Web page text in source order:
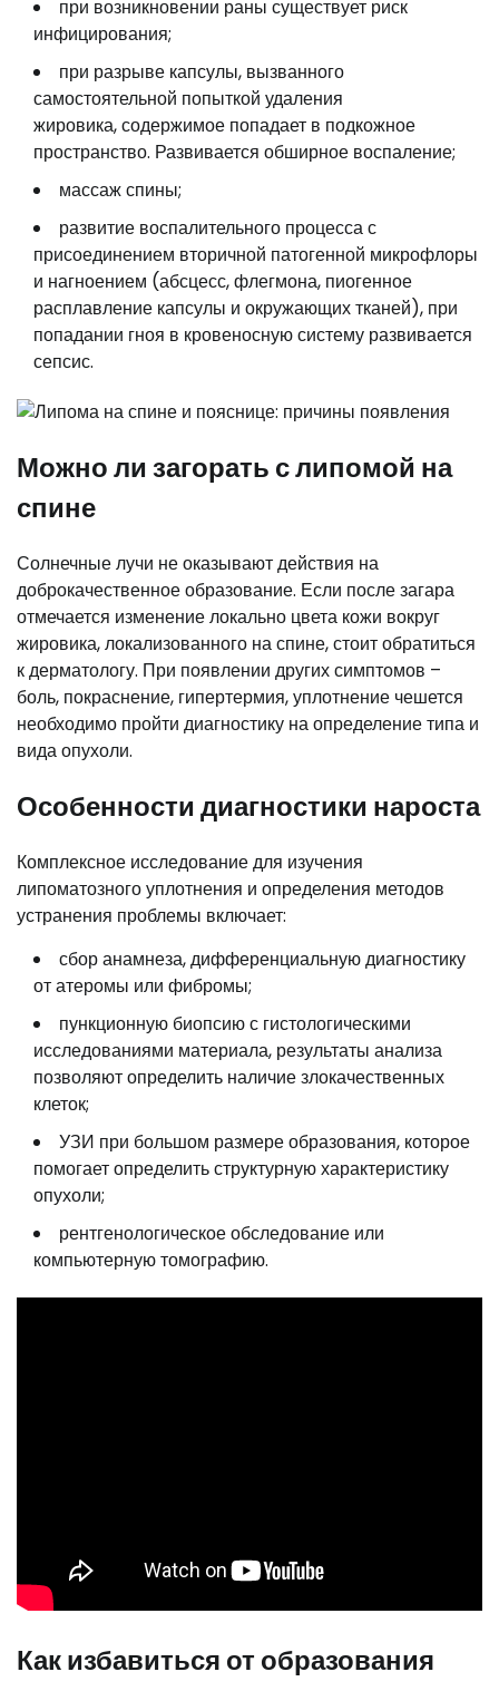
при возникновении раны существует риск
инфицирования;
при разрыве капсулы, вызванного
самостоятельной попыткой удаления
жировика, содержимое попадает в подкожное
пространство. Развивается обширное воспаление;
массаж спины;
развитие воспалительного процесса с
присоединением вторичной патогенной микрофлоры
и нагноением (абсцесс, флегмона, пиогенное
расплавление капсулы и окружающих тканей), при
попадании гноя в кровеносную систему развивается
сепсис.
Можно ли загорать с липомой на
спине
Солнечные лучи не оказывают действия на
доброкачественное образование. Если после загара
отмечается изменение локально цвета кожи вокруг
жировика, локализованного на спине, стоит обратиться
к дерматологу. При появлении других симптомов –
боль, покраснение, гипертермия, уплотнение чешется
необходимо пройти диагностику на определение типа и
вида опухоли.
Особенности диагностики нароста
Комплексное исследование для изучения
липоматозного уплотнения и определения методов
устранения проблемы включает:
сбор анамнеза, дифференциальную диагностику
от атеромы или фибромы;
пункционную биопсию с гистологическими
исследованиями материала, результаты анализа
позволяют определить наличие злокачественных
клеток;
УЗИ при большом размере образования, которое
помогает определить структурную характеристику
опухоли;
рентгенологическое обследование или
компьютерную томографию.
Как избавиться от образования